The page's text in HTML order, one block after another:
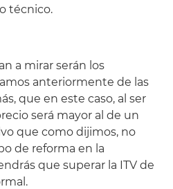
técnico.
a mirar serán los
anteriormente de las
que en este caso, al ser
será mayor al de un
que como dijimos, no
de reforma en la
que superar la ITV de